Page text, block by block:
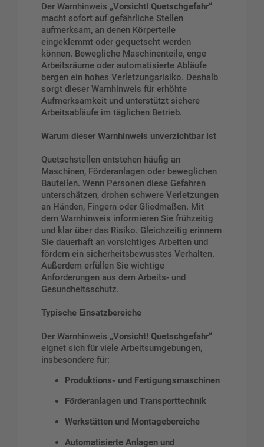
Der Warnhinweis „Vorsicht! Quetschgefahr“
macht sofort auf gefährliche Stellen
aufmerksam, an denen Körperteile
eingeklemmt oder gequetscht werden
können. Bewegliche Maschinenteile, enge
Arbeitsräume oder automatisierte Abläufe
bergen ein hohes Verletzungsrisiko. Deshalb
sorgt dieser Warnhinweis für erhöhte
Aufmerksamkeit und unterstützt sichere
Arbeitsabläufe im täglichen Betrieb.
Warum dieser Warnhinweis unverzichtbar ist
Quetschstellen entstehen häufig an
Maschinen, Förderanlagen oder beweglichen
Bauteilen. Wenn Personen diese Gefahren
unterschätzen, drohen schwere Verletzungen
an Händen, Fingern oder Gliedmaßen. Mit
dem Warnhinweis informieren Sie frühzeitig
und klar über das Risiko. Gleichzeitig erinnern
Sie dauerhaft an vorsichtiges Arbeiten und
fördern ein sicherheitsbewusstes Verhalten.
Außerdem erfüllen Sie wichtige
Anforderungen aus dem Arbeits- und
Gesundheitsschutz.
Typische Einsatzbereiche
Der Warnhinweis „Vorsicht! Quetschgefahr“
eignet sich für viele Arbeitsumgebungen,
insbesondere für:
Produktions- und Fertigungsmaschinen
Förderanlagen und Transporttechnik
Werkstätten und Montagebereiche
Automatisierte Anlagen und